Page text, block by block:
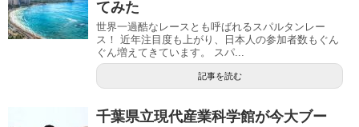
てみた
世界一過酷なレースとも呼ばれるスパルタンレー
ス！ 近年注目度も上がり、日本人の参加者数もぐん
ぐん増えてきています。 スパ...
記事を読む
千葉県立現代産業科学館が今大ブー